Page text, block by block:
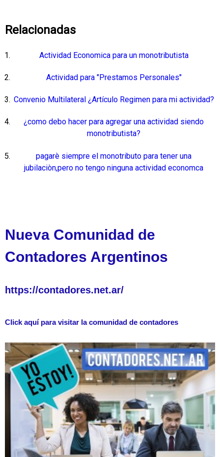
Relacionadas
Actividad Economica para un monotributista
Actividad para "Prestamos Personales"
Convenio Multilateral ¿Artículo Regimen para mi actividad?
¿como debo hacer para agregar una actividad siendo
monotributista?
pagarè siempre el monotributo para tener una
jubilaciòn,pero no tengo ninguna actividad economca
Nueva Comunidad de
Contadores Argentinos
https://contadores.net.ar/
Click aquí para visitar la comunidad de contadores